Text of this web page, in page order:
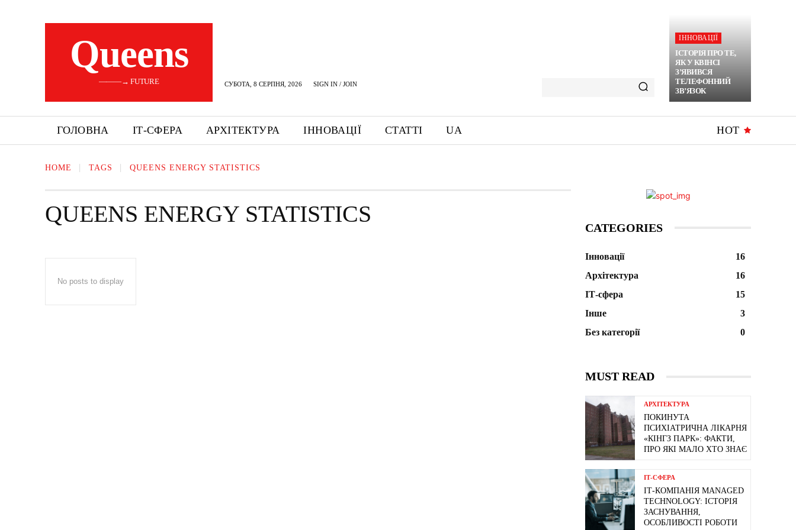
Queens
———→ FUTURE СУБОТА, 8 СЕРПНЯ, 2026 SIGN IN / JOIN
ІННОВАЦІЇ
ІСТОРІЯ ПРО ТЕ,
ЯК У КВІНСІ
З’ЯВИВСЯ
ТЕЛЕФОННИЙ
ЗВ’ЯЗОК
ГОЛОВНА ІТ-СФЕРА АРХІТЕКТУРА ІННОВАЦІЇ СТАТТІ UA HOT
HOME TAGS QUEENS ENERGY STATISTICS
QUEENS ENERGY STATISTICS
No posts to display
CATEGORIES
Інновації
16
Архітектура
16
ІТ-сфера
15
Інше
3
Без категорії
0
MUST READ
АРХІТЕКТУРА
ПОКИНУТА
ПСИХІАТРИЧНА ЛІКАРНЯ
«КІНГЗ ПАРК»: ФАКТИ,
ПРО ЯКІ МАЛО ХТО ЗНАЄ
ІТ-СФЕРА
ІТ-КОМПАНІЯ MANAGED
TECHNOLOGY: ІСТОРІЯ
ЗАСНУВАННЯ,
ОСОБЛИВОСТІ РОБОТИ